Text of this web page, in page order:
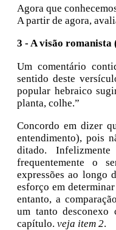
Agora que
A partir de agora,
3 - A visão romanista
Um comentário
sentido deste
popular hebraico
planta, colhe.”
Concordo em dizer
entendimento), pois
ditado.
frequentemente o
expressões ao longo
esforço em
entanto, a
um tanto desconexo
capítulo. veja item 2.